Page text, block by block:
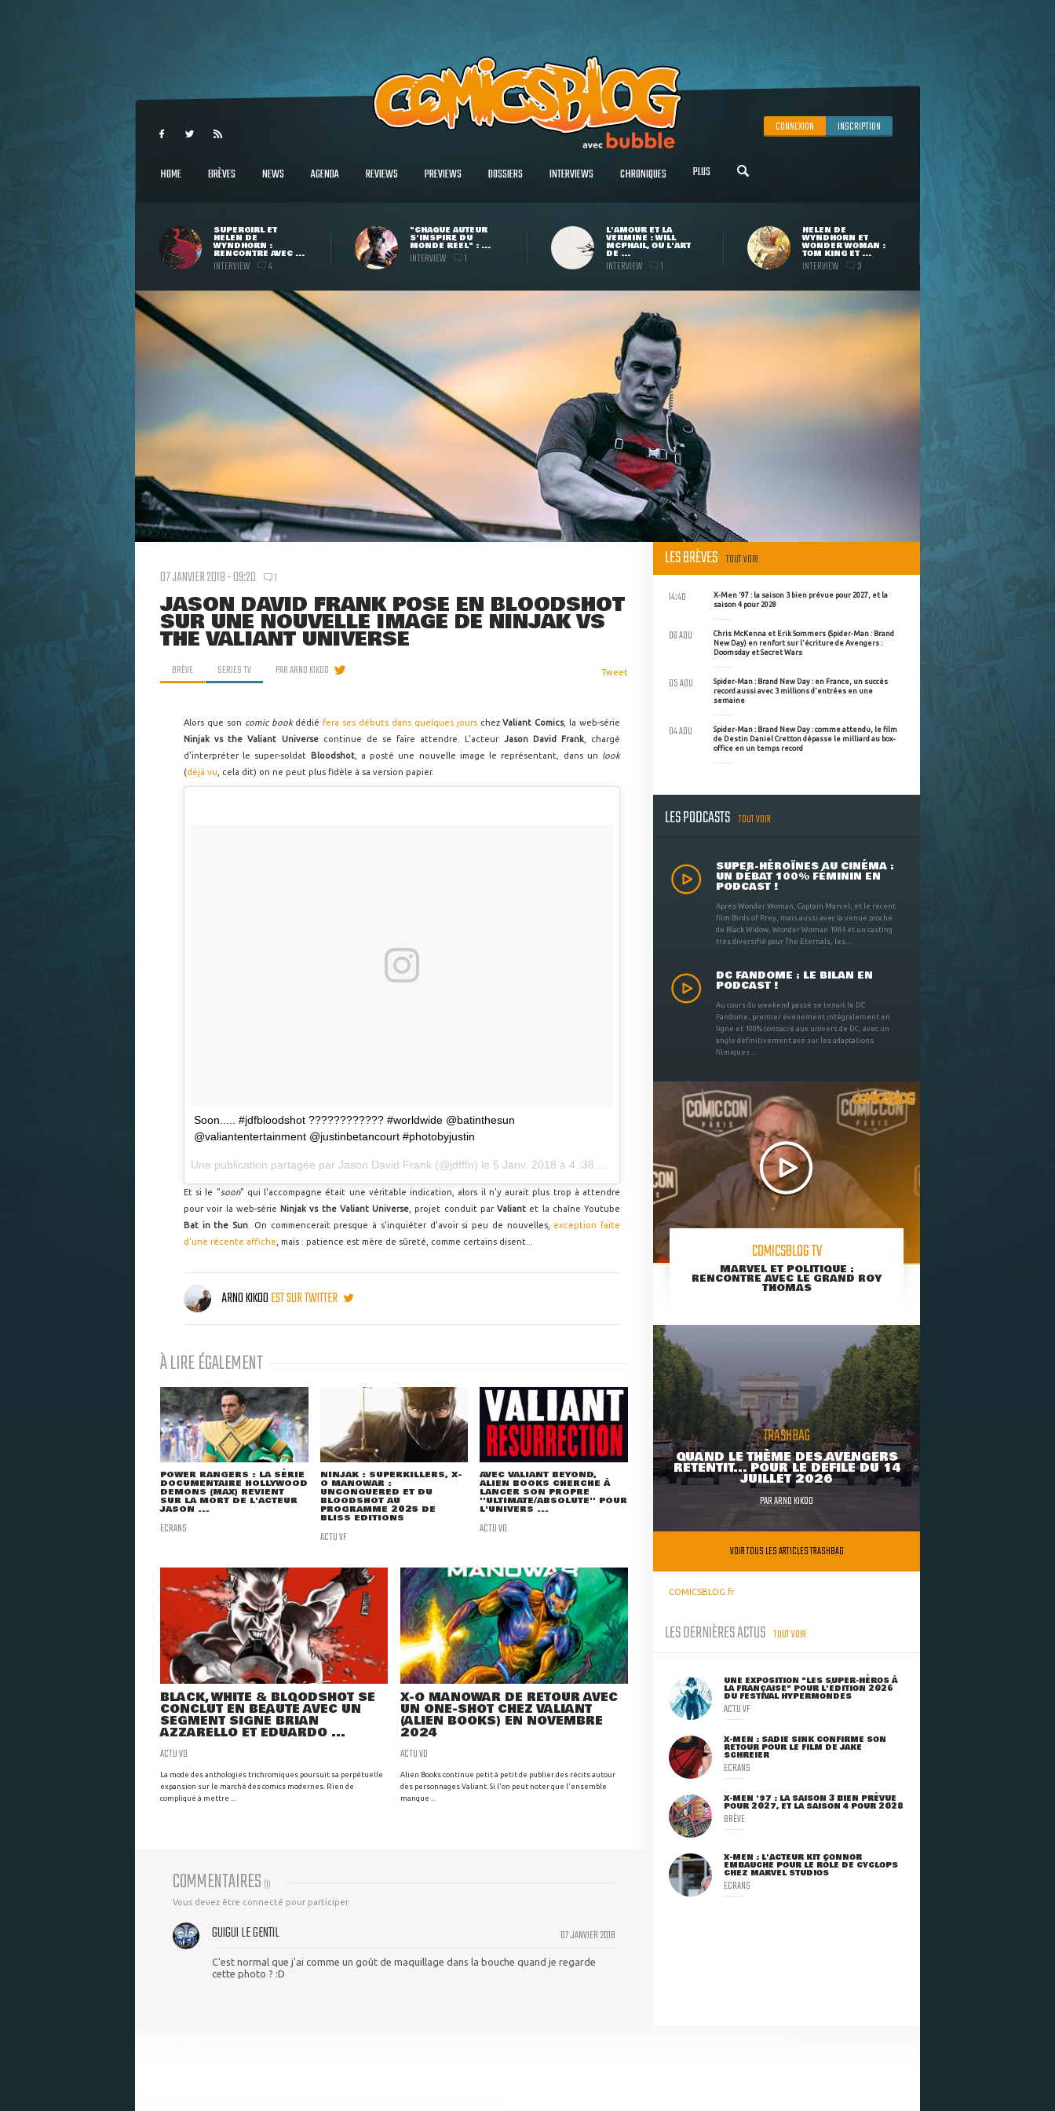
CONNEXION INSCRIPTION
HOME BRÈVES NEWS AGENDA REVIEWS PREVIEWS DOSSIERS INTERVIEWS CHRONIQUES PLUS
SUPERGIRL ET
HELEN DE
WYNDHORN :
RENCONTRE AVEC ...
INTERVIEW 4
"CHAQUE AUTEUR
S'INSPIRE DU
MONDE RÉEL" : ...
INTERVIEW 1
L'AMOUR ET LA
VERMINE : WILL
MCPHAIL, OU L'ART
DE ...
INTERVIEW 1
HELEN DE
WYNDHORN ET
WONDER WOMAN :
TOM KING ET ...
INTERVIEW 3
07 JANVIER 2018 - 09:20 1
JASON DAVID FRANK POSE EN BLOODSHOT
SUR UNE NOUVELLE IMAGE DE NINJAK VS
THE VALIANT UNIVERSE
BRÈVE SERIES TV PARARNO KIKOO Tweet
Alors que son comic book dédiéfera ses débuts dans quelques jourschezValiant Comics, la web-série
Ninjak vs the Valiant Universecontinue de se faire attendre. L'acteur Jason David Frank, chargé
d'interpréter le super-soldat Bloodshot, a posté une nouvelle image le représentant, dans un look
(déjà vu , cela dit) on ne peut plus fidèle à sa version papier.
Soon..... #jdfbloodshot ???????????? #worldwide @batinthesun
@valiantentertainment @justinbetancourt #photobyjustin
Une publication partagée par Jason David Frank (@jdfffn) le 5 Janv. 2018 à 4 :38 PST
Et si le "soon" qui l'accompagne était une véritable indication, alors il n'y aurait plus trop à attendre
pour voir la web-série Ninjak vs the Valiant Universe , projet conduit par Valiant et la chaîne Youtube
Bat in the Sun . On commencerait presque à s'inquiéter d'avoir si peu de nouvelles, exception faite
d'une récente affiche , mais : patience est mère de sûreté, comme certains disent...
ARNO KIKOOEST SUR TWITTER
À LIRE ÉGALEMENT
POWER RANGERS : LA SÉRIE
DOCUMENTAIRE HOLLYWOOD
DEMONS (MAX) REVIENT
SUR LA MORT DE L'ACTEUR
JASON ...
ECRANS
NINJAK : SUPERKILLERS, X-
O MANOWAR :
UNCONQUERED ET DU
BLOODSHOT AU
PROGRAMME 2025 DE
BLISS EDITIONS
ACTU VF
AVEC VALIANT BEYOND,
ALIEN BOOKS CHERCHE À
LANCER SON PROPRE
''ULTIMATE/ABSOLUTE'' POUR
L'UNIVERS ...
ACTU VO
BLACK, WHITE & BLOODSHOT SE
CONCLUT EN BEAUTÉ AVEC UN
SEGMENT SIGNÉ BRIAN
AZZARELLO ET EDUARDO ...
ACTU VO
La mode des anthologies trichromiques poursuit sa perpétuelle
expansion sur le marché des comics modernes. Rien de
compliqué à mettre ...
X-O MANOWAR DE RETOUR AVEC
UN ONE-SHOT CHEZ VALIANT
(ALIEN BOOKS) EN NOVEMBRE
2024
ACTU VO
Alien Books continue petit à petit de publier des récits autour
des personnages Valiant. Si l'on peut noter que l'ensemble
manque ...
COMMENTAIRES (1)
Vous devez être connecté pour participer
07 JANVIER 2018
GUIGUI LE GENTIL
C'est normal que j'ai comme un goût de maquillage dans la bouche quand je regarde
cette photo ? :D
LES BRÈVES TOUT VOIR
X-Men '97 : la saison 3 bien prévue pour 2027, et la
saison 4 pour 2028
14:40
Chris McKenna et Erik Sommers (Spider-Man : Brand
New Day) en renfort sur l'écriture de Avengers :
Doomsday et Secret Wars
06 AOU
Spider-Man : Brand New Day : en France, un succès
record aussi avec 3 millions d'entrées en une
semaine
05 AOU
Spider-Man : Brand New Day : comme attendu, le film
de Destin Daniel Cretton dépasse le milliard au box-
office en un temps record
04 AOU
LES PODCASTS TOUT VOIR
SUPER-HÉROÏNES AU CINÉMA :
UN DÉBAT 100% FÉMININ EN
PODCAST !
Après Wonder Woman, Captain Marvel, et le récent
film Birds of Prey, mais aussi avec la venue proche
de Black Widow, Wonder Woman 1984 et un casting
très diversifié pour The Eternals, les ...
DC FANDOME : LE BILAN EN
PODCAST !
Au cours du weekend passé se tenait le DC
Fandome, premier évènement intégralement en
ligne et 100% consacré aux univers de DC, avec un
angle définitivement axé sur les adaptations
filmiques ...
COMICSBLOG TV
MARVEL ET POLITIQUE :
RENCONTRE AVEC LE GRAND ROY
THOMAS
TRASHBAG
QUAND LE THÈME DES AVENGERS
RETENTIT... POUR LE DÉFILÉ DU 14
JUILLET 2026
PARARNO KIKOO
VOIR TOUS LES ARTICLES TRASHBAG
COMICSBLOG.fr
LES DERNIÈRES ACTUS TOUT VOIR
UNE EXPOSITION "LES SUPER-HÉROS À
LA FRANÇAISE" POUR L'ÉDITION 2026
DU FESTIVAL HYPERMONDES
ACTU VF
X-MEN : SADIE SINK CONFIRME SON
RETOUR POUR LE FILM DE JAKE
SCHREIER
ECRANS
X-MEN '97 : LA SAISON 3 BIEN PRÉVUE
POUR 2027, ET LA SAISON 4 POUR 2028
BRÈVE
X-MEN : L'ACTEUR KIT CONNOR
EMBAUCHÉ POUR LE RÔLE DE CYCLOPS
CHEZ MARVEL STUDIOS
ECRANS